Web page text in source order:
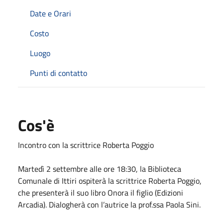
Date e Orari
Costo
Luogo
Punti di contatto
Cos'è
Incontro con la scrittrice Roberta Poggio
Martedì 2 settembre alle ore 18:30, la Biblioteca
Comunale di Ittiri ospiterà la scrittrice Roberta Poggio,
che presenterà il suo libro Onora il figlio (Edizioni
Arcadia). Dialogherà con l’autrice la prof.ssa Paola Sini.